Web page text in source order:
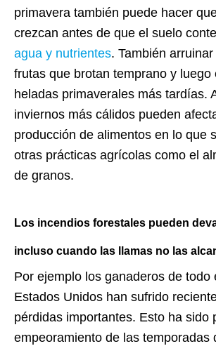
primavera también puede hacer
crezcan antes de que el suelo
agua y nutrientes. También
frutas que brotan temprano y luego
heladas primaverales más tardías.
inviernos más cálidos pueden
producción de alimentos en lo que
otras prácticas agrícolas como el
de granos.
Los incendios forestales pueden
incluso cuando las llamas no las
Por ejemplo los ganaderos de todo
Estados Unidos han sufrido
pérdidas importantes. Esto ha sido
empeoramiento de las temporadas